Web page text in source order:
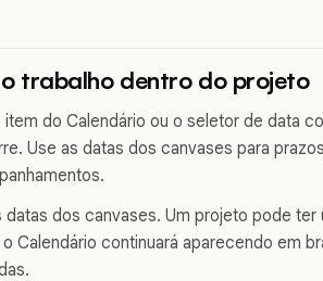
trabalho dentro do projeto
do Calendário ou o seletor de data
Use as datas dos canvases para
dos canvases. Um projeto pode ter
Calendário continuará aparecendo em